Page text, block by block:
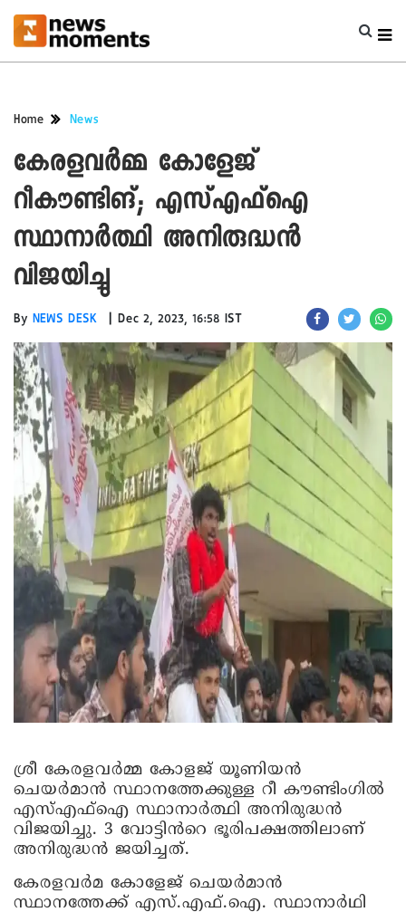
Home News
കേരളവർമ്മ കോളേജ്
റീകൗണ്ടിങ്; എസ്എഫ്ഐ
സ്ഥാനാർത്ഥി അനിരുദ്ധൻ
വിജയിച്ചു
By NEWS DESK | Dec 2, 2023, 16:58 IST
ശ്രീ കേരളവർമ്മ കോളജ് യൂണിയൻ
ചെയർമാൻ സ്ഥാനത്തേക്കുള്ള റീ കൗണ്ടിം​ഗിൽ
എസ്എഫ്ഐ സ്ഥാനാർത്ഥി അനിരുദ്ധൻ
വിജയിച്ചു. 3 വോട്ടിൻറെ ഭൂരിപക്ഷത്തിലാണ്
അനിരുദ്ധൻ ജയിച്ചത്.
കേരളവർമ കോളേജ് ചെയർമാൻ
സ്ഥാനത്തേക്ക് എസ്.എഫ്.ഐ. സ്ഥാനാർഥി